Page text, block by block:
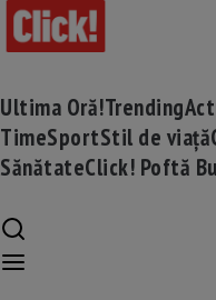
Ultima Oră!Trending
TimeSportStil de viață
SănătateClick! Poftă